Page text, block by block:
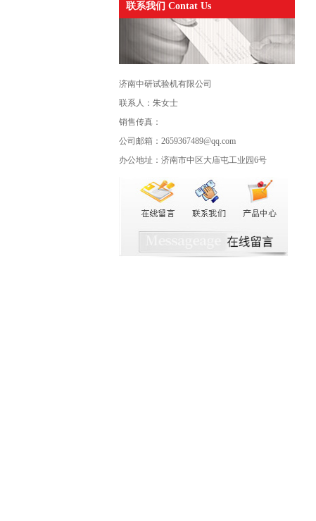
联系我们 Contat Us
济南中研试验机有限公司
联系人：朱女士
销售传真：
公司邮箱：2659367489@qq.com
办公地址：济南市中区大庙屯工业园6号